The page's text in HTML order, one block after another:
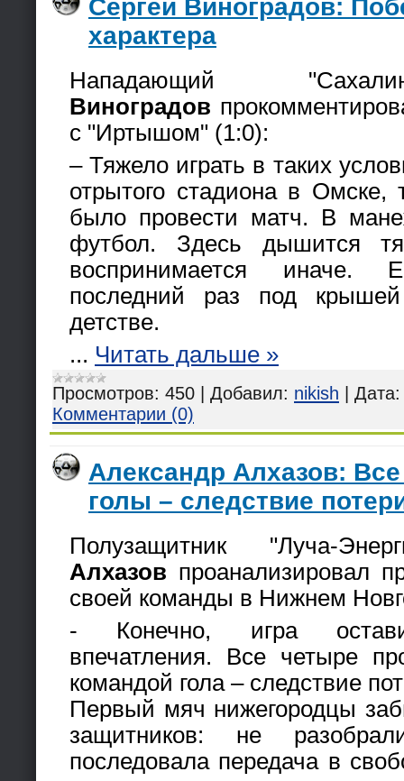
Сергей Виноградов:
характера
Нападающий
Виноградов
с "Иртышом" (1:0):
– Тяжело играть в таких
отрытого стадиона в
было провести матч. В
футбол. Здесь дышится
воспринимается иначе.
последний раз под
детстве.
... Читать дальше »
Просмотров: 450 | Добавил: nikish | Дата:
Комментарии (0)
Александр Алхазов:
голы – следствие
Полузащитник "Луча-
Алхазов проанализировал
своей команды в Нижнем
- Конечно, игра
впечатления. Все четыре
командой гола – следствие
Первый мяч нижегородцы
защитников: не
последовала передача в